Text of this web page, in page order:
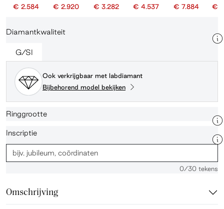
€ 2.584 € 2.920 € 3.282 € 4.537
€ 7.884
€
Diamantkwaliteit
G/SI
Ook verkrijgbaar met labdiamant
Bijbehorend model bekijken
Ringgrootte
Inscriptie
0/30 tekens
Omschrijving